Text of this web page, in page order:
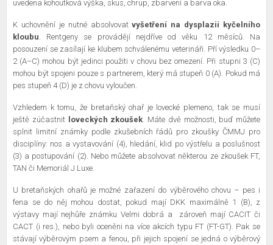
uvedena kohoutková výška, skus, chrup, zbarvení a barva oka.
K uchovnění je nutné absolvovatvyšetření na dysplazii kyčelního
kloubu . Rentgeny se provádějí nejdříve od věku 12 měsíců. Na
posouzení se zasílají ke klubem schválenému veterináři. Pří výsledku 0–
2 (A–C) mohou být jedinci použiti v chovu bez omezení. Při stupni 3 (C)
mohou být spojeni pouze s partnerem, který má stupeň 0 (A). Pokud má
pes stupeň 4 (D) je z chovu vyloučen.
Vzhledem k tomu, že bretaňský ohař je lovecké plemeno, tak se musí
ještě zúčastnitloveckých zkoušek . Máte dvě možnosti, buď můžete
splnit limitní známky podle zkušebních řádů pro zkoušky ČMMJ pro
disciplíny: nos a vystavování (4), hledání, klid po výstřelu a poslušnost
(3) a postupování (2). Nebo můžete absolvovat některou ze zkoušek FT,
TAN či Memoriál J Luxe.
U bretaňských ohařů je možné zařazení do výběrového chovu – pes i
fena se do něj mohou dostat, pokud mají DKK maximálně 1 (B), z
výstavy mají nejhůře známku Velmi dobrá a
zároveň mají CACIT či
CACT (i res.), nebo byli oceněni na více akcích typu FT (FT-GT). Pak se
stávají výběrovým psem a fenou, při jejich spojení se jedná o výběrový